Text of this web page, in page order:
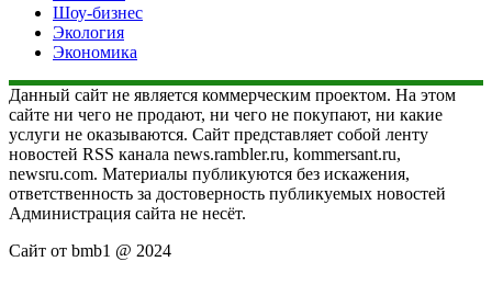
Шоу-бизнес
Экология
Экономика
Данный сайт не является коммерческим проектом. На этом
сайте ни чего не продают, ни чего не покупают, ни какие
услуги не оказываются. Сайт представляет собой ленту
новостей RSS канала news.rambler.ru, kommersant.ru,
newsru.com. Материалы публикуются без искажения,
ответственность за достоверность публикуемых новостей
Администрация сайта не несёт.
Сайт от bmb1 @ 2024